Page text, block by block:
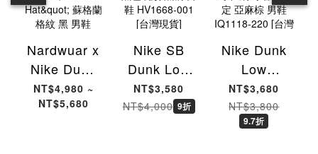
Nardwuar x
Nike Dunk
Low SB
"Tam O'
NT$4,980 ~
NT$5,680
Nike SB
Dunk Low
Pro PRM
"Krampus"
NT$3,580
NT$4,000 9折
Nike Dunk
Low
"Pegasus
Pack" 2026
馬年 飛馬
NT$3,680
NT$3,800
9.7折